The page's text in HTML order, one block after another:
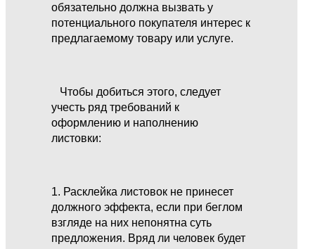
обязательно должна вызвать у
потенциального покупателя интерес к
предлагаемому товару или услуге.
Чтобы добиться этого, следует
учесть ряд требований к
оформлению и наполнению
листовки:
1. Расклейка листовок не принесет
должного эффекта, если при беглом
взгляде на них непонятна суть
предложения. Вряд ли человек будет